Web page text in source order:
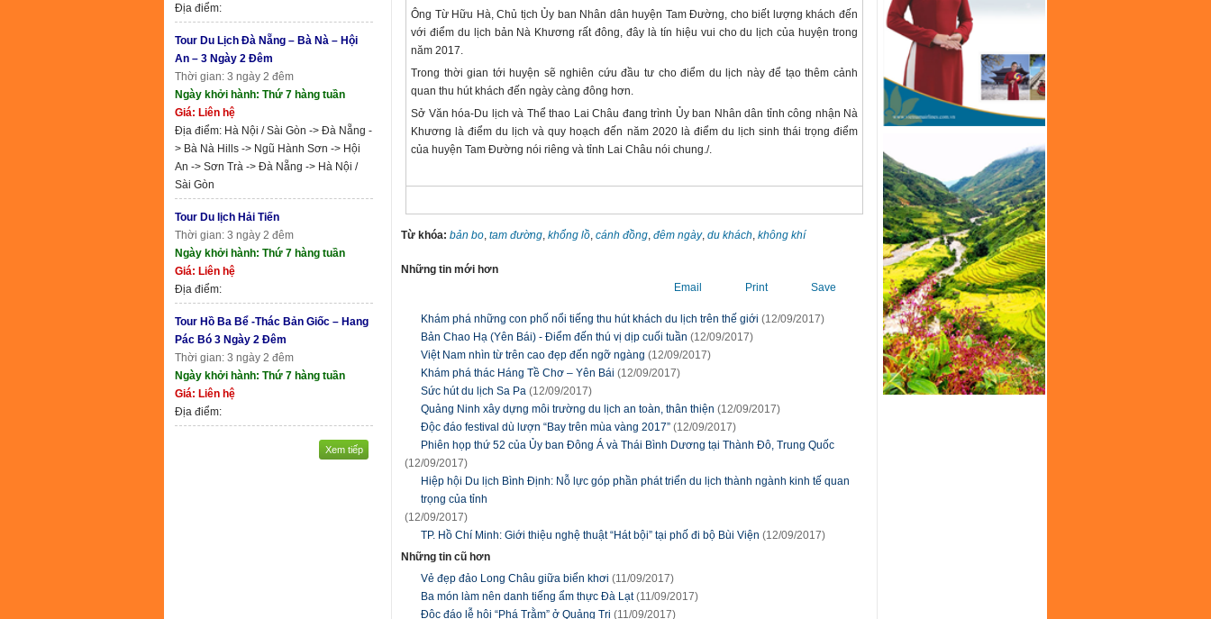
Địa điểm:
Tour Du Lịch Đà Nẵng – Bà Nà – Hội
An – 3 Ngày 2 Đêm
Thời gian: 3 ngày 2 đêm
Ngày khởi hành: Thứ 7 hàng tuần
Giá: Liên hệ
Địa điểm: Hà Nội / Sài Gòn -> Đà Nẵng -
> Bà Nà Hills -> Ngũ Hành Sơn -> Hội
An -> Sơn Trà -> Đà Nẵng -> Hà Nội /
Sài Gòn
Tour Du lịch Hải Tiến
Thời gian: 3 ngày 2 đêm
Ngày khởi hành: Thứ 7 hàng tuần
Giá: Liên hệ
Địa điểm:
Tour Hồ Ba Bể -Thác Bản Giốc – Hang
Pác Bó 3 Ngày 2 Đêm
Thời gian: 3 ngày 2 đêm
Ngày khởi hành: Thứ 7 hàng tuần
Giá: Liên hệ
Địa điểm:
Xem tiếp
Ông Từ Hữu Hà, Chủ tịch Ủy ban Nhân dân huyện Tam Đường, cho biết lượng khách đến
với điểm du lịch bản Nà Khương rất đông, đây là tín hiệu vui cho du lịch của huyện trong
năm 2017.
Trong thời gian tới huyện sẽ nghiên cứu đầu tư cho điểm du lịch này để tạo thêm cảnh
quan thu hút khách đến ngày càng đông hơn.
Sở Văn hóa​-Du lịch và Thể thao Lai Châu đang trình Ủy ban Nhân dân tỉnh công nhận Nà
Khương là điểm du lịch và quy hoạch đến năm 2020 là điểm du lịch sinh thái trọng điểm
của huyện Tam Đường nói riêng và tỉnh Lai Châu nói chung./.
Từ khóa: bản bo tam đường khổng lồ cánh đồng đêm ngày, du khách không khí
Email Print Save
Những tin mới hơn
Khám phá những con phố nổi tiếng thu hút khách du lịch trên thế giới (12/09/2017)
Bản Chao Hạ (Yên Bái) - Điểm đến thú vị dịp cuối tuần (12/09/2017)
Việt Nam nhìn từ trên cao đẹp đến ngỡ ngàng (12/09/2017)
Khám phá thác Háng Tề Chơ – Yên Bái (12/09/2017)
Sức hút du lịch Sa Pa (12/09/2017)
Quảng Ninh xây dựng môi trường du lịch an toàn, thân thiện (12/09/2017)
Độc đáo festival dù lượn “Bay trên mùa vàng 2017” (12/09/2017)
Phiên họp thứ 52 của Ủy ban Đông Á và Thái Bình Dương tại Thành Đô, Trung Quốc
(12/09/2017)
Hiệp hội Du lịch Bình Ðịnh: Nỗ lực góp phần phát triển du lịch thành ngành kinh tế quan
trọng của tỉnh
(12/09/2017)
TP. Hồ Chí Minh: Giới thiệu nghệ thuật “Hát bội” tại phố đi bộ Bùi Viện (12/09/2017)
Những tin cũ hơn
Vẻ đẹp đảo Long Châu giữa biển khơi (11/09/2017)
Ba món làm nên danh tiếng ẩm thực Đà Lạt(11/09/2017)
Độc đáo lễ hội “Phá Trằm” ở Quảng Trị (11/09/2017)